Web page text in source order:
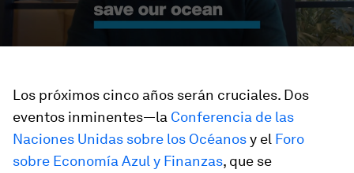
Los próximos cinco años serán cruciales. Dos
eventos inminentes—la Conferencia de las
Naciones Unidas sobre los Océanosy el Foro
sobre Economía Azul y Finanzas, que se